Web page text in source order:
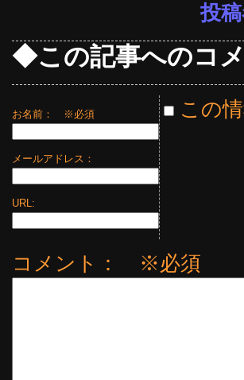
投
◆この記事へのコメ
お名前： ※必須
メールアドレス：
URL:
この
コメント： ※必須